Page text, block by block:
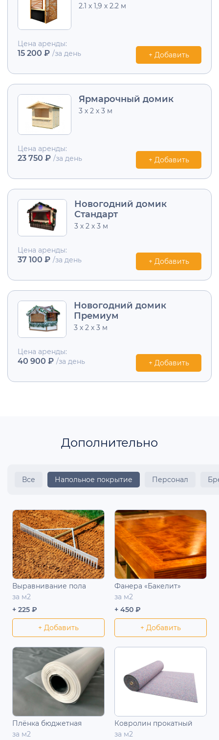
2.1 х 1,9 х 2.2 м
Цена аренды:
15 200 ₽ /за день + Добавить
Ярмарочный домик
3 х 2 х 3 м
Цена аренды:
23 750 ₽ /за день + Добавить
Новогодний домик
Стандарт
3 х 2 х 3 м
Цена аренды:
37 100 ₽ /за день + Добавить
Новогодний домик
Премиум
3 х 2 х 3 м
Цена аренды:
40 900 ₽ /за день + Добавить
Дополнительно
Все Напольное покрытие Персонал
Выравнивание пола
за м2
+ 225 ₽
+ Добавить
Фанера «Бакелит»
за м2
+ 450 ₽
+ Добавить
Плёнка бюджетная
за м2
Ковролин прокатный
за м2